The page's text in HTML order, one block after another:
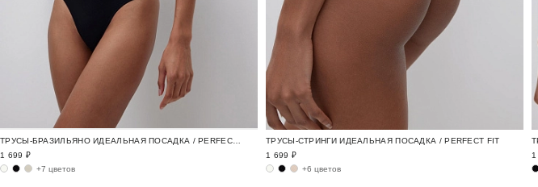
ТРУСЫ-БРАЗИЛЬЯНО ИДЕАЛЬНАЯ ПОСАДКА / PERFECT FIT
1 699 ₽
+7 цветов
ТРУСЫ-СТРИНГИ ИДЕАЛЬНАЯ ПОСАДКА / PERFECT FIT
1 699 ₽
+6 цветов